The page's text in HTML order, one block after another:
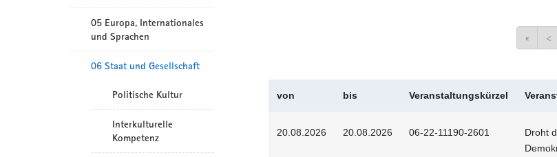
05 Europa, Internationales
und Sprachen
06 Staat und Gesellschaft
Politische Kultur
Interkulturelle
Kompetenz
« <
von bis Veranstaltungskürzel
20.08.2026 20.08.2026 06-22-11190-2601
Droht